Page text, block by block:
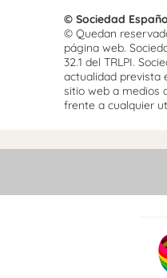
© Sociedad
© Quedan
página web.
32.1 del TRLPI.
actualidad prevista
sitio web a medios
frente a cualquier